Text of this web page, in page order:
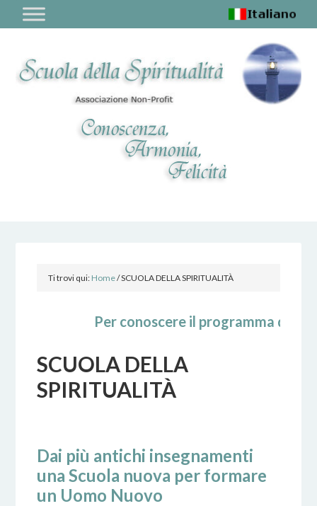
Ti trovi qui: Home/SCUOLA DELLA SPIRITUALITÀ
Per conoscere il programma delle
SCUOLA DELLA
SPIRITUALITÀ
Dai più antichi insegnamenti
una Scuola nuova per formare
un Uomo Nuovo